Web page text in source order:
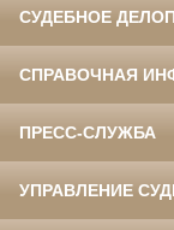
СУДЕБНОЕ
СПРАВОЧНАЯ
ПРЕСС-СЛУЖБА
УПРАВЛЕНИЕ